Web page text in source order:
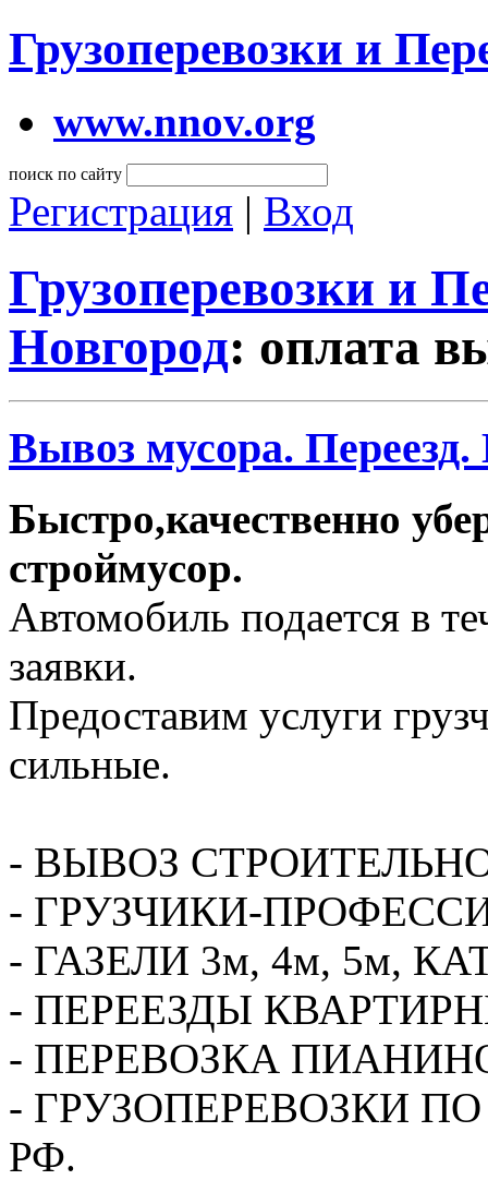
Грузоперевозки и
www.nnov.org
поиск по сайту
Регистрация | Вход
Грузоперевозки и
Новгород: оплата
Вывоз мусора.
Быстро,качественно
строймусор.
Автомобиль подается в
заявки.
Предоставим услуги
сильные.
- ВЫВОЗ
- ГРУЗЧИКИ-
- ГАЗЕЛИ 3м, 4м, 5м,
- ПЕРЕЕЗДЫ
- ПЕРЕВОЗКА
- ГРУЗОПЕРЕВОЗКИ
РФ.